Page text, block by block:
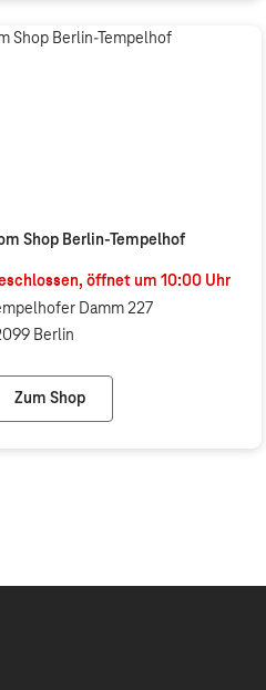
Shop Berlin-Tempelhof
öffnet um 10:00 Uhr
Damm 227
Berlin
Zum Shop
Telekom Shop Berlin-Tempelhof